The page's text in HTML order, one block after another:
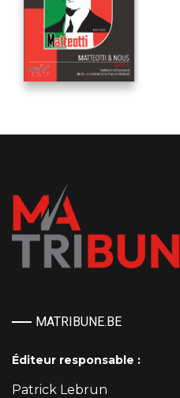
MATRIBUNE.BE
Éditeur responsable :
Patrick Lebrun